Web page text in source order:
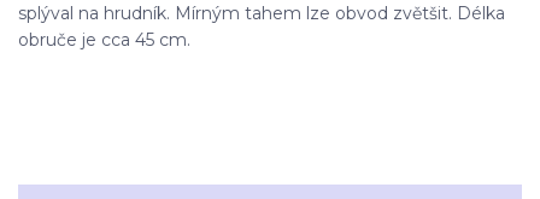
splýval na hrudník. Mírným tahem lze obvod zvětšit. Délka
obruče je cca 45 cm.